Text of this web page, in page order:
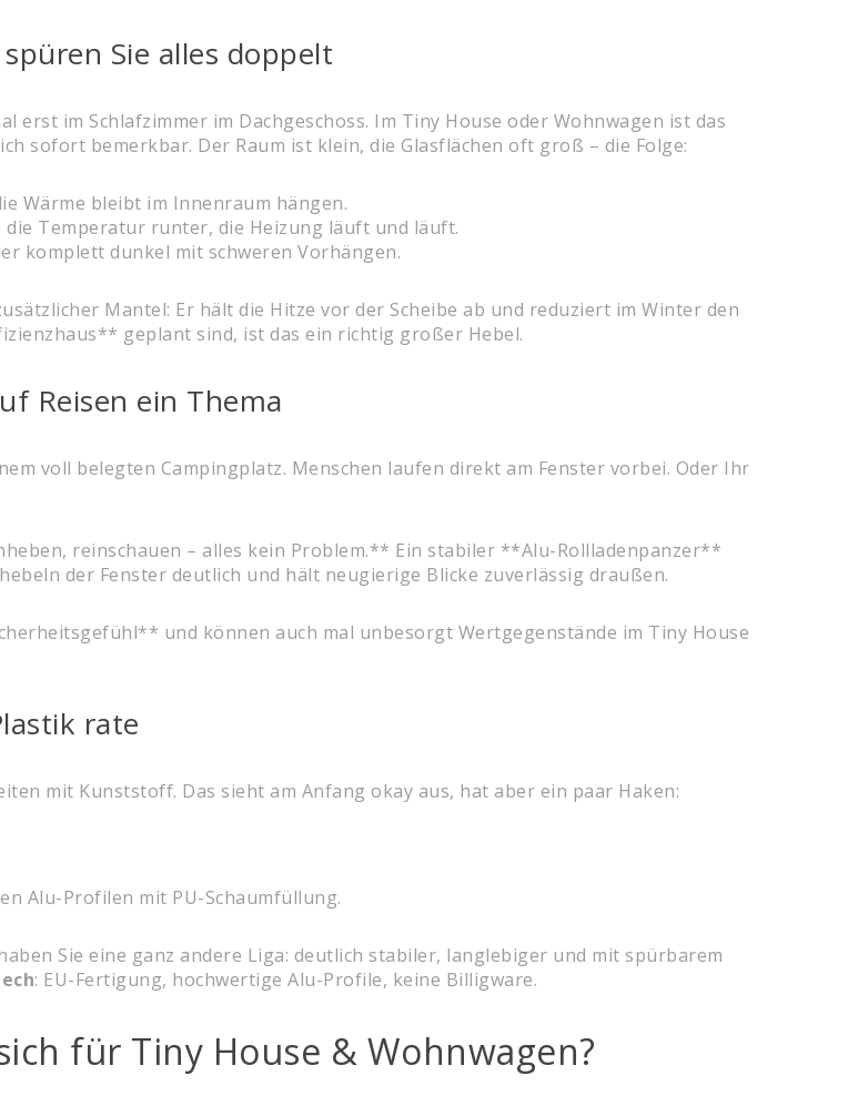
Sie alles doppelt
erst im Schlafzimmer im Dachgeschoss. Im Tiny House oder Wohnwagen ist das
sofort bemerkbar. Der Raum ist klein, die Glasflächen oft groß – die Folge:
Wärme bleibt im Innenraum hängen.
die Temperatur runter, die Heizung läuft und läuft.
komplett dunkel mit schweren Vorhängen.
Mantel: Er hält die Hitze vor der Scheibe ab und reduziert im Winter den
geplant sind, ist das ein richtig großer Hebel.
Reisen ein Thema
voll belegten Campingplatz. Menschen laufen direkt am Fenster vorbei. Oder Ihr
reinschauen – alles kein Problem.** Ein stabiler **Alu-Rollladenpanzer**
der Fenster deutlich und hält neugierige Blicke zuverlässig draußen.
und können auch mal unbesorgt Wertgegenstände im Tiny House
rate
mit Kunststoff. Das sieht am Anfang okay aus, hat aber ein paar Haken:
Alu-Profilen mit PU-Schaumfüllung.
Sie eine ganz andere Liga: deutlich stabiler, langlebiger und mit spürbarem
: EU-Fertigung, hochwertige Alu-Profile, keine Billigware.
für Tiny House & Wohnwagen?